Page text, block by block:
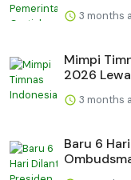
3 months
Mimpi
2026
3 months
Baru 6